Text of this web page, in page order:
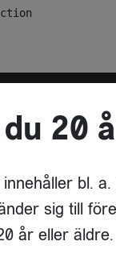
64 D
ÖSTERSUND
20
innehåller bl.
sig till
år eller äldre.